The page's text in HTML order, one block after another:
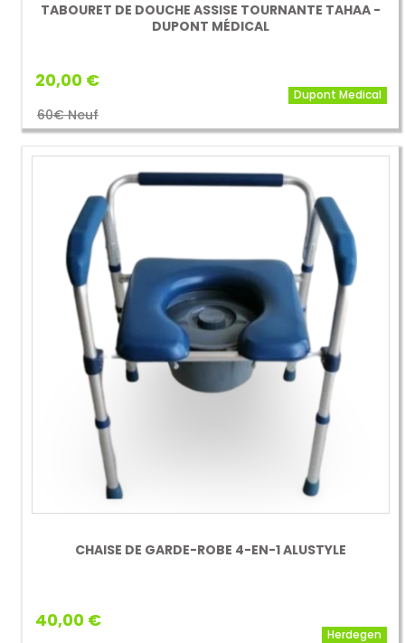
TABOURET DE DOUCHE ASSISE TOURNANTE TAHAA -
DUPONT MÉDICAL
20,00 €
60€ Neuf
Dupont Medical
CHAISE DE GARDE-ROBE 4-EN-1 ALUSTYLE
40,00 €
Herdegen